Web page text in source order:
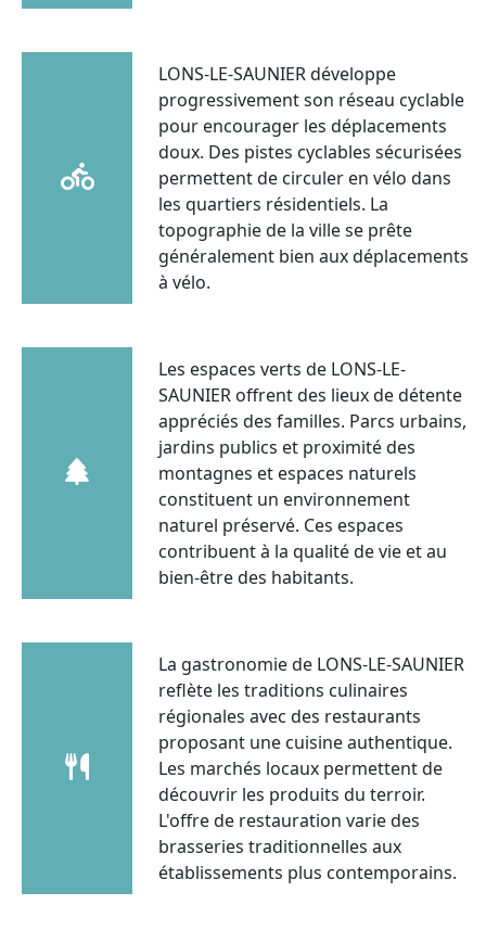
LONS-LE-SAUNIER développe
progressivement son réseau cyclable
pour encourager les déplacements
doux. Des pistes cyclables sécurisées
permettent de circuler en vélo dans
les quartiers résidentiels. La
topographie de la ville se prête
généralement bien aux déplacements
à vélo.
Les espaces verts de LONS-LE-
SAUNIER offrent des lieux de détente
appréciés des familles. Parcs urbains,
jardins publics et proximité des
montagnes et espaces naturels
constituent un environnement
naturel préservé. Ces espaces
contribuent à la qualité de vie et au
bien-être des habitants.
La gastronomie de LONS-LE-SAUNIER
reflète les traditions culinaires
régionales avec des restaurants
proposant une cuisine authentique.
Les marchés locaux permettent de
découvrir les produits du terroir.
L'offre de restauration varie des
brasseries traditionnelles aux
établissements plus contemporains.